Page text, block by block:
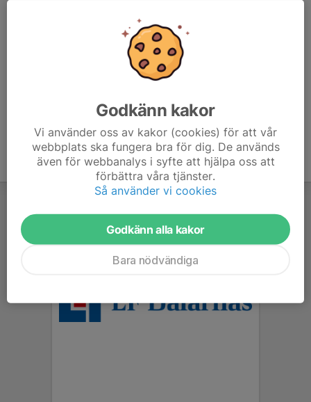
Godkänn kakor
Vi använder oss av kakor (cookies) för att vår
webbplats ska fungera bra för dig. De används
även för webbanalys i syfte att hjälpa oss att
förbättra våra tjänster.
Så använder vi cookies
Godkänn alla kakor
Bara nödvändiga